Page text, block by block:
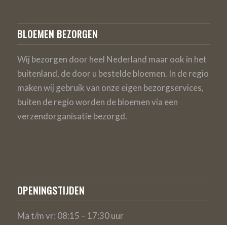
BLOEMEN BEZORGEN
Wij bezorgen door heel Nederland maar ook in het
buitenland, de door u bestelde bloemen. In de regio
maken wij gebruik van onze eigen bezorgservices,
buiten de regio worden de bloemen via een
verzendorganisatie bezorgd.
OPENINGSTIJDEN
Ma t/m vr: 08:15 – 17:30 uur